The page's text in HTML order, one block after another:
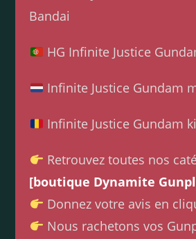
Bandai
HG Infinite Justice
Infinite Justice Gundam
Infinite Justice Gundam
Retrouvez toutes nos
[boutique Dynamite
Donnez votre avis en
Nous rachetons vos